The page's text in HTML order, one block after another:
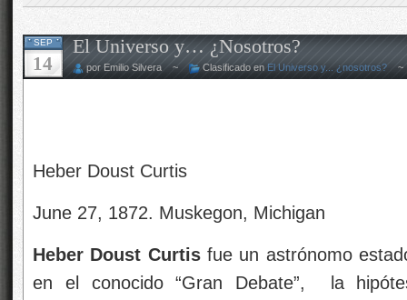
SEP
14
El Universo y… ¿Nosotros?
por Emilio Silvera ~ Clasificado en El Universo y... ¿nosotros?
Heber Doust Curtis
June 27, 1872. Muskegon, Michigan
Heber Doust Curtisfue un astrónomo
en el conocido “Gran Debate”, la